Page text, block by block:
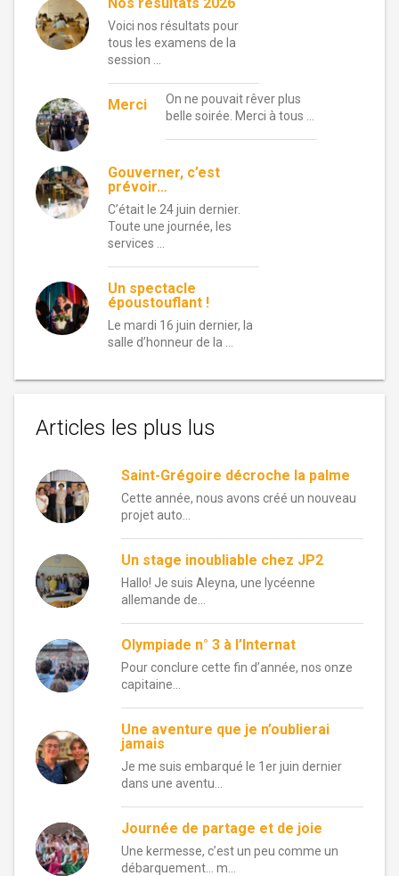
Voici nos résultats pour
tous les examens de la
session …
Merci
On ne pouvait rêver plus
belle soirée. Merci à tous …
Gouverner, c’est
prévoir…
C’était le 24 juin dernier.
Toute une journée, les
services …
Un spectacle
époustouflant !
Le mardi 16 juin dernier, la
salle d’honneur de la …
Articles les plus lus
Saint-Grégoire décroche la palme
Cette année, nous avons créé un nouveau
projet auto...
Un stage inoubliable chez JP2
Hallo! Je suis Aleyna, une lycéenne
allemande de...
Olympiade n° 3 à l’Internat
Pour conclure cette fin d’année, nos onze
capitaine...
Une aventure que je n’oublierai
jamais
Je me suis embarqué le 1er juin dernier
dans une aventu...
Journée de partage et de joie
Une kermesse, c’est un peu comme un
débarquement… m...